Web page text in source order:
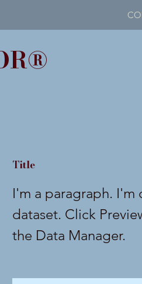
Title
I'm a paragraph.
dataset. Click
the Data Manager.